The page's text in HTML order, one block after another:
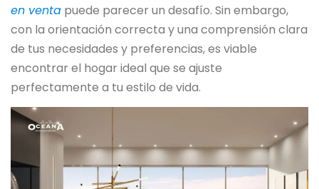
en venta puede parecer un desafío. Sin embargo,
con la orientación correcta y una comprensión clara
de tus necesidades y preferencias, es viable
encontrar el hogar ideal que se ajuste
perfectamente a tu estilo de vida.